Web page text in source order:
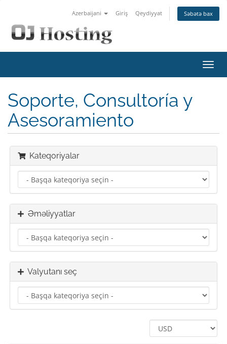
Azerbaijani Giriş Qeydiyyat Səbətə bax
keçid
Soporte, Consultoría y
Asesoramiento
Kateqoriyalar
Əməliyyatlar
Valyutanı seç